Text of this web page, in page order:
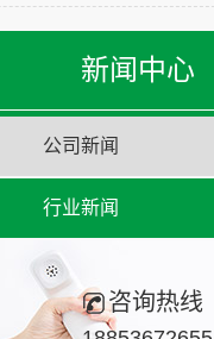
新闻中心
公司新闻
行业新闻
咨询热线